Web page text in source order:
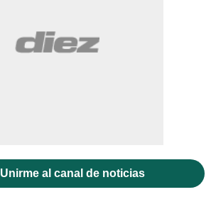
Unirme al canal de noticias